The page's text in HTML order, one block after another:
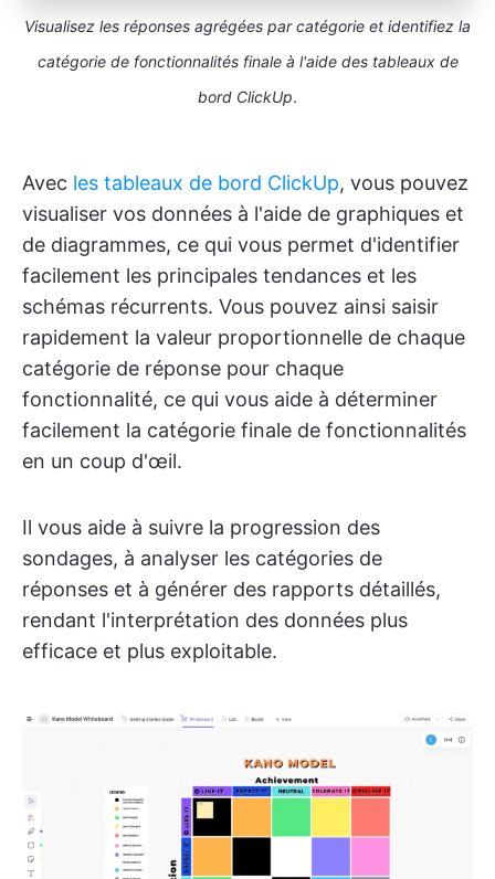
Visualisez les réponses agrégées par catégorie et identifiez la
catégorie de fonctionnalités finale à l'aide des tableaux de
bord ClickUp.
Avec les tableaux de bord ClickUp, vous pouvez
visualiser vos données à l'aide de graphiques et
de diagrammes, ce qui vous permet d'identifier
facilement les principales tendances et les
schémas récurrents. Vous pouvez ainsi saisir
rapidement la valeur proportionnelle de chaque
catégorie de réponse pour chaque
fonctionnalité, ce qui vous aide à déterminer
facilement la catégorie finale de fonctionnalités
en un coup d'œil.
Il vous aide à suivre la progression des
sondages, à analyser les catégories de
réponses et à générer des rapports détaillés,
rendant l'interprétation des données plus
efficace et plus exploitable.